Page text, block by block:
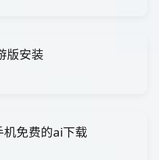
版安装
免费的ai下载